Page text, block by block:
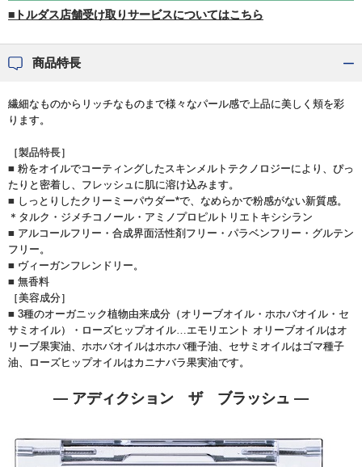
■トルダス店舗受け取りサービスについてはこちら
商品特長
繊細なものからリッチなものまで様々なパール感で上品に美しく頬を彩
ります。
［製品特長］
■ 粉をオイルでコーティングしたスキンメルトテクノロジーにより、ぴっ
たりと密着し、フレッシュに肌に溶け込みます。
■ しっとりしたクリーミーパウダー*で、なめらかで粉感がない新質感。
＊タルク・ジメチコノール・アミノプロピルトリエトキシシラン
■ アルコールフリー・合成界面活性剤フリー・パラベンフリー・グルテン
フリー。
■ ヴィーガンフレンドリー。
■ 無香料
［美容成分］
■ 3種のオーガニック植物由来成分（オリーブオイル・ホホバオイル・セ
サミオイル）・ローズヒップオイル…エモリエント オリーブオイルはオ
リーブ果実油、ホホバオイルはホホバ種子油、セサミオイルはゴマ種子
油、ローズヒップオイルはカニナバラ果実油です。
― アディクション ザ ブラッシュ ―